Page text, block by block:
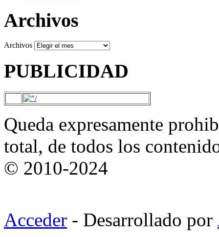
Archivos
Archivos
PUBLICIDAD
Queda expresamente
total, de todos los
© 2010-2024
Acceder - Desarrollado por